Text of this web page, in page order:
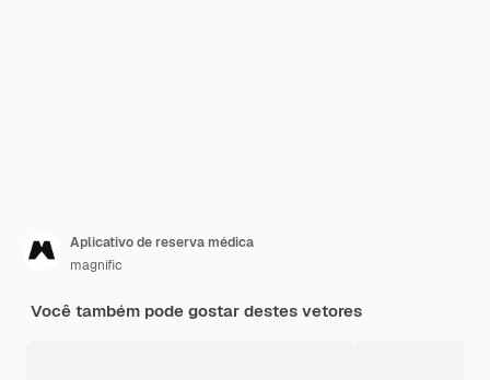
Aplicativo de reserva médica
magnific
Você também pode gostar destes vetores